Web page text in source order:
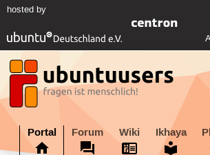
hosted by
Portal Forum Wiki Ikhaya